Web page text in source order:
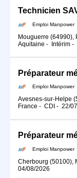
Technicien
Emploi Manpower
Mouguerre (64990),
Aquitaine - Intérim -
Préparateur
Emploi Manpower
Avesnes-sur-Helpe
France - CDI - 22/
Préparateur
Emploi Manpower
Cherbourg (50100),
04/08/2026